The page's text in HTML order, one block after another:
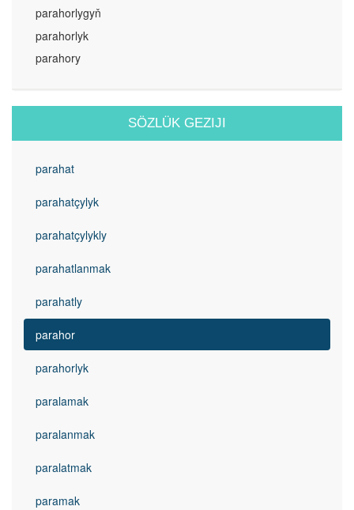
parahorlygyň
parahorlyk
parahory
SÖZLÜK GEZIJI
parahat
parahatçylyk
parahatçylykly
parahatlanmak
parahatly
parahor
parahorlyk
paralamak
paralanmak
paralatmak
paramak